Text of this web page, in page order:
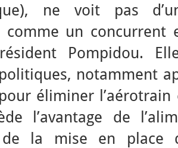
ne voit pas
comme un concurrent
Pompidou.
notamment
éliminer l’aérotrain
l’avantage de
la mise en place